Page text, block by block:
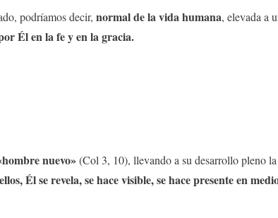
podríamos decir, normal de la vida humana, elevada a
Él en la fe y en la gracia.
nuevo»(Col 3, 10), llevando a su desarrollo pleno
Él se revela, se hace visible, se hace presente en